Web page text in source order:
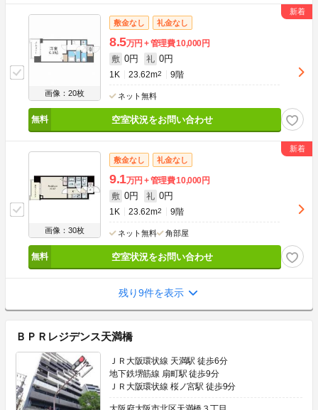
画像：20枚
敷金なし 礼金なし
8.5万円 管理費10,000円
敷 0円 礼 0円
1K 23.62m2 9階
ネット無料
空室状況をお問い合わせ
画像：30枚
敷金なし 礼金なし
9.1万円 管理費10,000円
敷 0円 礼 0円
1K 23.62m2 9階
ネット無料 角部屋
空室状況をお問い合わせ
残り9件を表示
ＢＰＲレジデンス天満橋
ＪＲ大阪環状線 天満駅 徒歩6分
地下鉄堺筋線 扇町駅 徒歩9分
ＪＲ大阪環状線 桜ノ宮駅 徒歩9分